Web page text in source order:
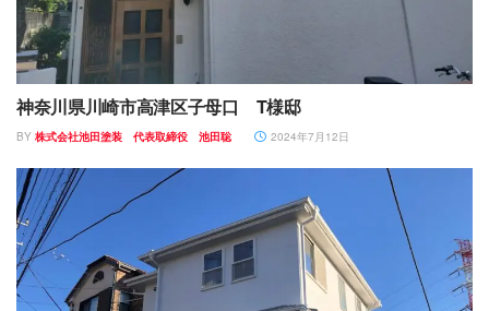
神奈川県川崎市高津区子母口 T様邸
BY 株式会社池田塗装 代表取締役 池田聡 2024年7月12日